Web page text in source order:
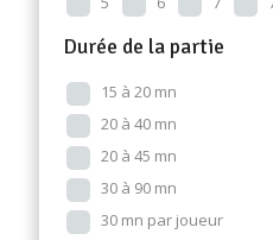
Durée de la partie
15 à 20 mn
20 à 40 mn
20 à 45 mn
30 à 90 mn
30 mn par joueur